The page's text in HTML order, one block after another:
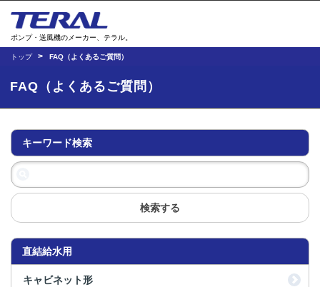
ポンプ・送風機のメーカー、テラル。
トップ FAQ（よくあるご質問）
FAQ（よくあるご質問）
キーワード検索
検索する
直結給水用
キャビネット形